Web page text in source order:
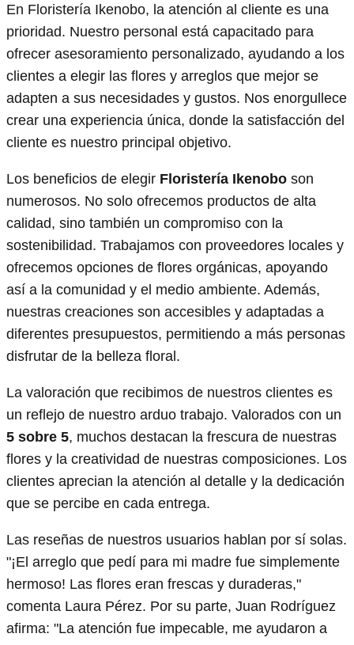
En Floristería Ikenobo, la atención al cliente es una
prioridad. Nuestro personal está capacitado para
ofrecer asesoramiento personalizado, ayudando a los
clientes a elegir las flores y arreglos que mejor se
adapten a sus necesidades y gustos. Nos enorgullece
crear una experiencia única, donde la satisfacción del
cliente es nuestro principal objetivo.
Los beneficios de elegir Floristería Ikenobo son
numerosos. No solo ofrecemos productos de alta
calidad, sino también un compromiso con la
sostenibilidad. Trabajamos con proveedores locales y
ofrecemos opciones de flores orgánicas, apoyando
así a la comunidad y el medio ambiente. Además,
nuestras creaciones son accesibles y adaptadas a
diferentes presupuestos, permitiendo a más personas
disfrutar de la belleza floral.
La valoración que recibimos de nuestros clientes es
un reflejo de nuestro arduo trabajo. Valorados con un
5 sobre 5, muchos destacan la frescura de nuestras
flores y la creatividad de nuestras composiciones. Los
clientes aprecian la atención al detalle y la dedicación
que se percibe en cada entrega.
Las reseñas de nuestros usuarios hablan por sí solas.
"¡El arreglo que pedí para mi madre fue simplemente
hermoso! Las flores eran frescas y duraderas,"
comenta Laura Pérez. Por su parte, Juan Rodríguez
afirma: "La atención fue impecable, me ayudaron a